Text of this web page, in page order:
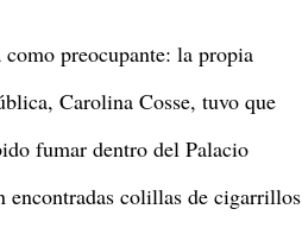
preocupante: la propia
Carolina Cosse, tuvo que
fumar dentro del Palacio
colillas de cigarrillos